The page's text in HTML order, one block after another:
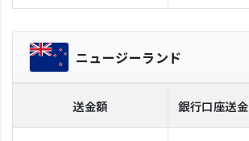
ニュージーランド
送金額 銀行口座送金